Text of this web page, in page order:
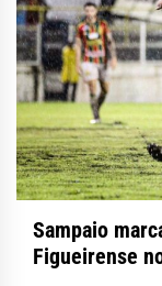
Sampaio
Figueirense